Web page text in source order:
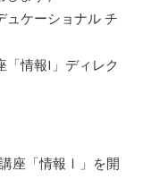
ケーショナル チ
報I」ディレク
座「情報Ⅰ」を開